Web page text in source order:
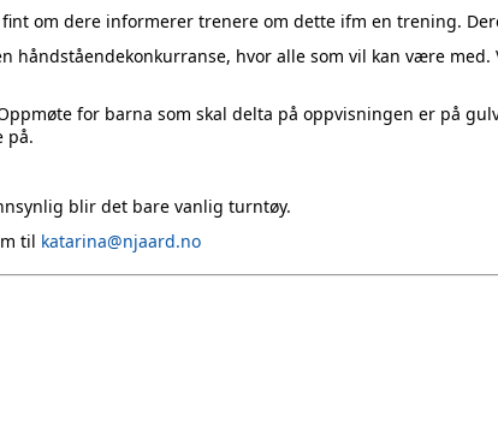
om dere informerer trenere om dette ifm en trening.
håndståendekonkurranse, hvor alle som vil kan være
for barna som skal delta på oppvisningen er på
på.
blir det bare vanlig turntøy.
til katarina@njaard.no